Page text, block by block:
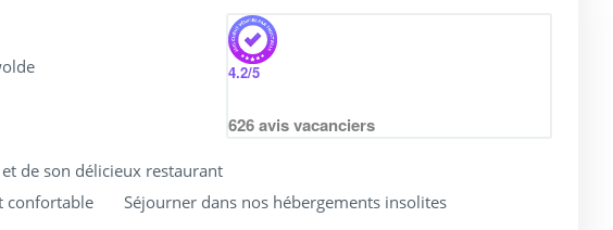
4.2/5
626avis vacanciers
de son délicieux restaurant
confortable
Séjourner dans nos hébergements insolites